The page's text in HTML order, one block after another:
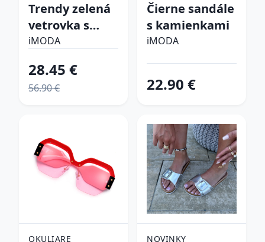
Trendy zelená
vetrovka s
kapucňou
iMODA
28.45 €
56.90 €
Čierne sandále
s kamienkami
iMODA
22.90 €
OKULIARE NOVINKY